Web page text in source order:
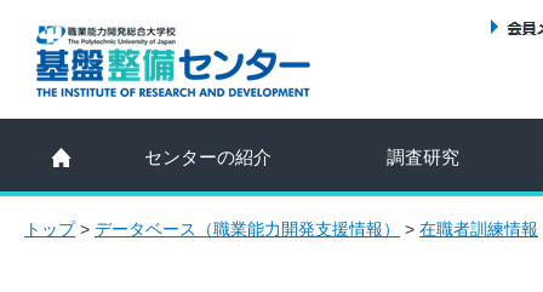
センターの紹介 調査研究
トップ> データベース（職業能力開発支援情報） > 在職者訓練情報